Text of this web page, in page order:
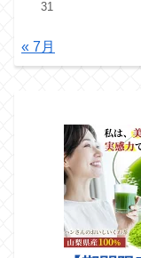
31
« 7月